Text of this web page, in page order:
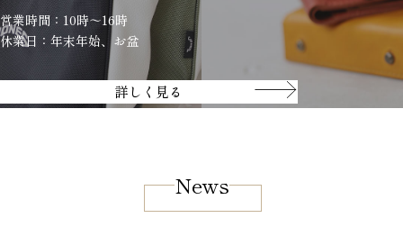
営業時間：10時～16時
休業日：年末年始、お盆
詳しく見る
News